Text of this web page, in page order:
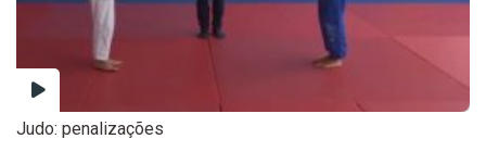
Judo: penalizações